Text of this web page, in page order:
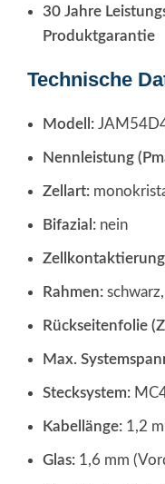
30 Jahre
Produktgarantie
Technische
Modell:
Nennleistung
Zellart:
Bifazial: nein
Rahmen:
Rückseitenfolie
Max.
Stecksystem:
Kabellänge: 1,2 m
Glas: 1,6 mm